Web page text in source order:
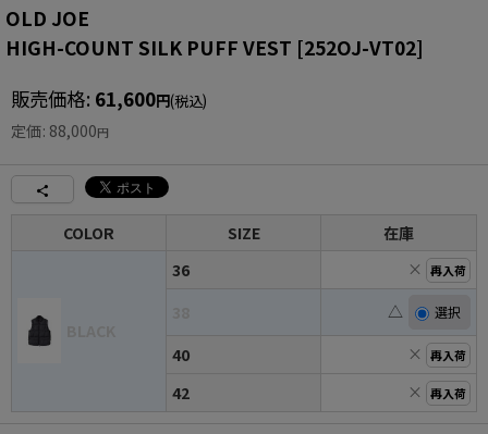
OLD JOE
HIGH-COUNT SILK PUFF VEST [252OJ-VT02]
販売価格: 61,600円(税込)
定価: 88,000円
COLOR SIZE 在庫
36 × 再入荷
△
40
× 再入荷
42 × 再入荷